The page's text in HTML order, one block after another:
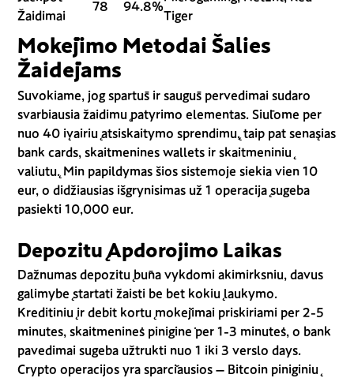
Žaidimai
78 94.8%
Tiger
Mokėjimo Metodai Šalies
Žaidėjams
Suvokiame, jog spartūs ir saugūs pervedimai sudaro
svarbiausia žaidimų patyrimo elementas. Siūlome per
nuo 40 įvairių atsiskaitymo sprendimų, taip pat senąsias
bank cards, skaitmenines wallets ir skaitmeninių
valiutų. Min papildymas šios sistemoje siekia vien 10
eur, o didžiausias išgrynisimas už 1 operaciją sugeba
pasiekti 10,000 eur.
Depozitų Apdorojimo Laikas
Dažnumas depozitų būna vykdomi akimirksniu, davus
galimybę startati žaisti be bet kokių laukymo.
Kreditinių ir debit kortų mokėjimai priskiriami per 2-5
minutes, skaitmeninės piniginė per 1-3 minutės, o bank
pavedimai sugeba užtrukti nuo 1 iki 3 verslo days.
Crypto operacijos yra sparčiausios – Bitcoin piniginių